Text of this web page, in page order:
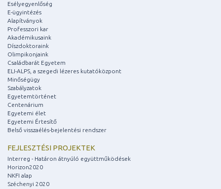
Esélyegyenlőség
E-ügyintézés
Alapítványok
Professzori kar
Akadémikusaink
Díszdoktoraink
Olimpikonjaink
Családbarát Egyetem
ELI-ALPS, a szegedi lézeres kutatóközpont
Minőségügy
Szabályzatok
Egyetemtörténet
Centenárium
Egyetemi élet
Egyetemi Értesítő
Belső visszaélés-bejelentési rendszer
FEJLESZTÉSI PROJEKTEK
Interreg - Határon átnyúló együttműködések
Horizon2020
NKFI alap
Széchenyi 2020